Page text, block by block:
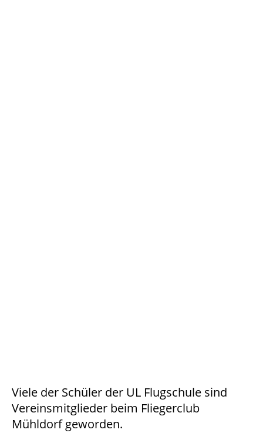
Viele der Schüler der UL Flugschule sind
Vereinsmitglieder beim Fliegerclub
Mühldorf geworden.